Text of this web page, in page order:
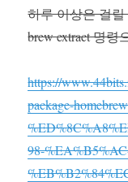
하루 이상은 걸
brew extract 명
https://
package-
98-